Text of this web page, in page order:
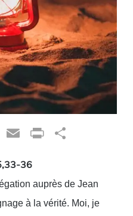
CopyEmailPrint
36
auprès de Jean
à la vérité. Moi, je